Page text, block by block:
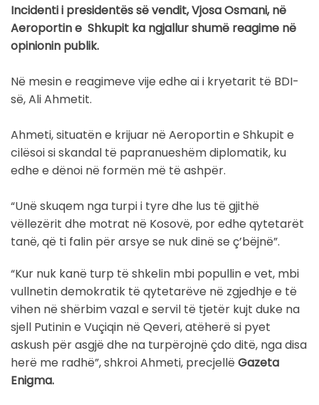
Incidenti i presidentës së vendit, Vjosa Osmani, në
Aeroportin e Shkupit ka ngjallur shumë reagime në
opinionin publik.
Në mesin e reagimeve vije edhe ai i kryetarit të BDI-
së, Ali Ahmetit.
Ahmeti, situatën e krijuar në Aeroportin e Shkupit e
cilësoi si skandal të papranueshëm diplomatik, ku
edhe e dënoi në formën më të ashpër.
“Unë skuqem nga turpi i tyre dhe lus të gjithë
vëllezërit dhe motrat në Kosovë, por edhe qytetarët
tanë, që ti falin për arsye se nuk dinë se ç’bëjnë”.
“Kur nuk kanë turp të shkelin mbi popullin e vet, mbi
vullnetin demokratik të qytetarëve në zgjedhje e të
vihen në shërbim vazal e servil të tjetër kujt duke na
sjell Putinin e Vuçiqin në Qeveri, atëherë si pyet
askush për asgjë dhe na turpërojnë çdo ditë, nga disa
herë me radhë”, shkroi Ahmeti, precjellë Gazeta
Enigma.